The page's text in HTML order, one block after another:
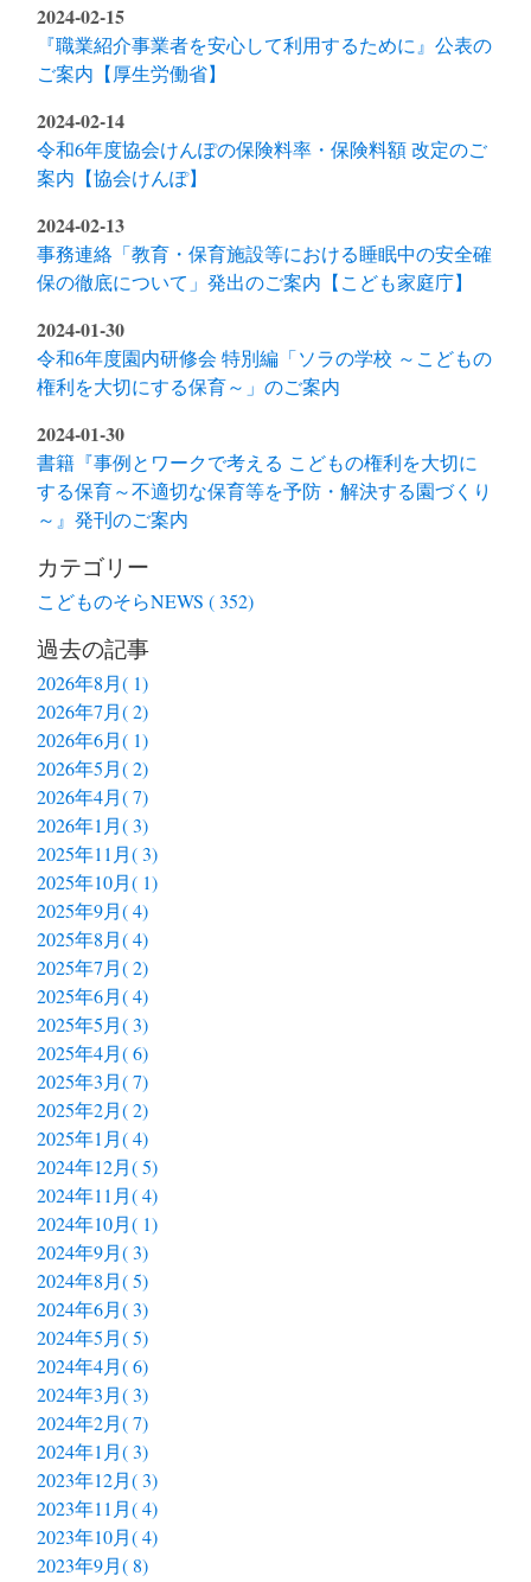
2024-02-15
『職業紹介事業者を安心して利用するために』公表の
ご案内【厚生労働省】
2024-02-14
令和6年度協会けんぽの保険料率・保険料額 改定のご
案内【協会けんぽ】
2024-02-13
事務連絡「教育・保育施設等における睡眠中の安全確
保の徹底について」発出のご案内【こども家庭庁】
2024-01-30
令和6年度園内研修会 特別編「ソラの学校 ～こどもの
権利を大切にする保育～」のご案内
2024-01-30
書籍『事例とワークで考える こどもの権利を大切に
する保育～不適切な保育等を予防・解決する園づくり
～』発刊のご案内
カテゴリー
こどものそらNEWS ( 352)
過去の記事
2026年8月( 1)
2026年7月( 2)
2026年6月( 1)
2026年5月( 2)
2026年4月( 7)
2026年1月( 3)
2025年11月( 3)
2025年10月( 1)
2025年9月( 4)
2025年8月( 4)
2025年7月( 2)
2025年6月( 4)
2025年5月( 3)
2025年4月( 6)
2025年3月( 7)
2025年2月( 2)
2025年1月( 4)
2024年12月( 5)
2024年11月( 4)
2024年10月( 1)
2024年9月( 3)
2024年8月( 5)
2024年6月( 3)
2024年5月( 5)
2024年4月( 6)
2024年3月( 3)
2024年2月( 7)
2024年1月( 3)
2023年12月( 3)
2023年11月( 4)
2023年10月( 4)
2023年9月( 8)